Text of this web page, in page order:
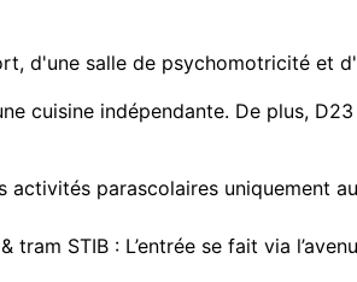
d'une salle de psychomotricité et
cuisine indépendante. De plus,
activités parascolaires uniquement
STIB : L’entrée se fait via